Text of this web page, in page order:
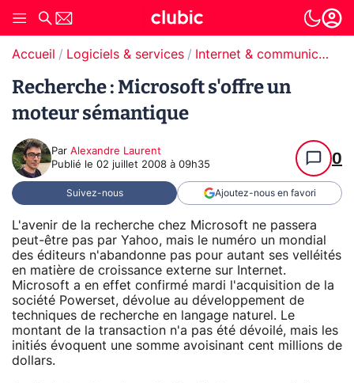
Accueil Logiciels & services Internet & communication
Recherche : Microsoft s'offre un
moteur sémantique
Par Alexandre Laurent
Publié le 02 juillet 2008 à 09h35 0
Suivez-nous Ajoutez-nous en favori
L'avenir de la recherche chez Microsoft ne passera
peut-être pas par Yahoo, mais le numéro un mondial
des éditeurs n'abandonne pas pour autant ses velléités
en matière de croissance externe sur Internet.
Microsoft a en effet confirmé mardi l'acquisition de la
société Powerset, dévolue au développement de
techniques de recherche en langage naturel. Le
montant de la transaction n'a pas été dévoilé, mais les
initiés évoquent une somme avoisinant cent millions de
dollars.